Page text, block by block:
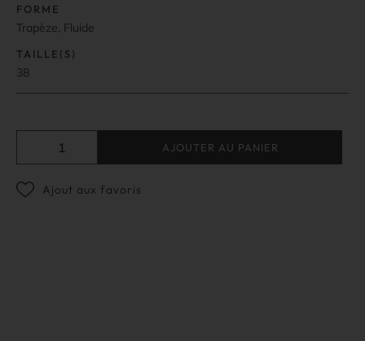
FORME
Trapèze, Fluide
TAILLE(S)
38
AJOUTER AU PANIER
Ajout aux favoris